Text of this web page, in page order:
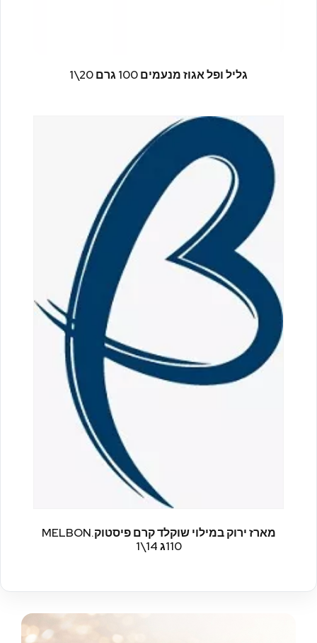
גליל ופל אגוז מנעמים 100 גרם 20\1
MELBON.מארז ירוק במילוי שוקלד קרם פיסטוק
110ג 14\1